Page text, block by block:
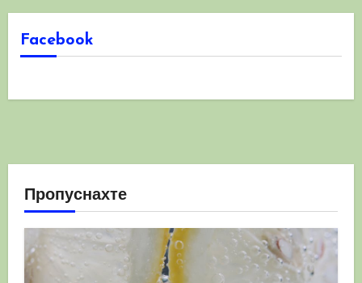
Facebook
Пропуснахте